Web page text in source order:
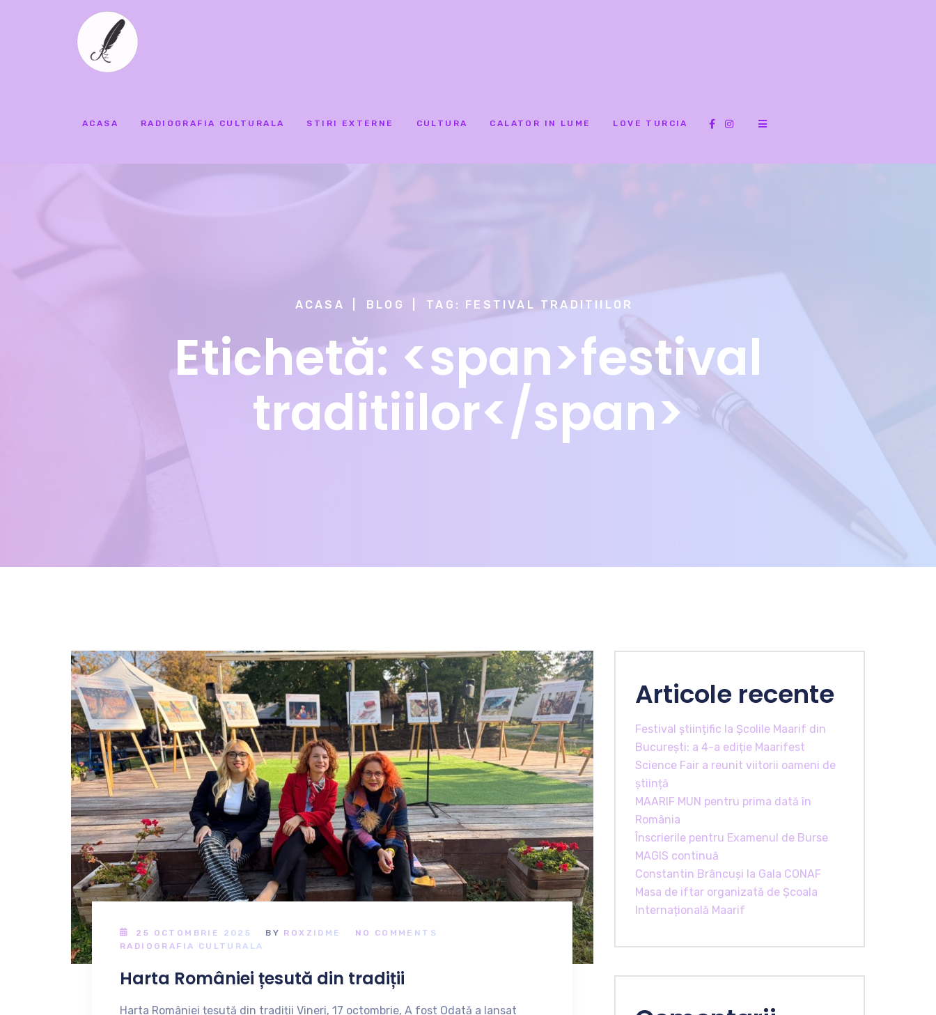
ACASA RADIOGRAFIA CULTURALA STIRI EXTERNE CULTURA CALATOR IN LUME LOVE TURCIA
ACASA BLOG TAG: FESTIVAL TRADITIILOR
Etichetă: <span>festival
traditiilor</span>
25 OCTOMBRIE 2025 BY ROXZIDME
NO COMMENTS
RADIOGRAFIA CULTURALA
Harta României țesută din tradiții
Harta României țesută din tradiții Vineri, 17 octombrie, A fost Odată a lansat
Articole recente
Festival științific la Școlile Maarif din
București: a 4-a ediție Maarifest
Science Fair a reunit viitorii oameni de
știință
MAARIF MUN pentru prima dată în
România
Înscrierile pentru Examenul de Burse
MAGIS continuă
Constantin Brâncuși la Gala CONAF
Masa de iftar organizată de Școala
Internațională Maarif